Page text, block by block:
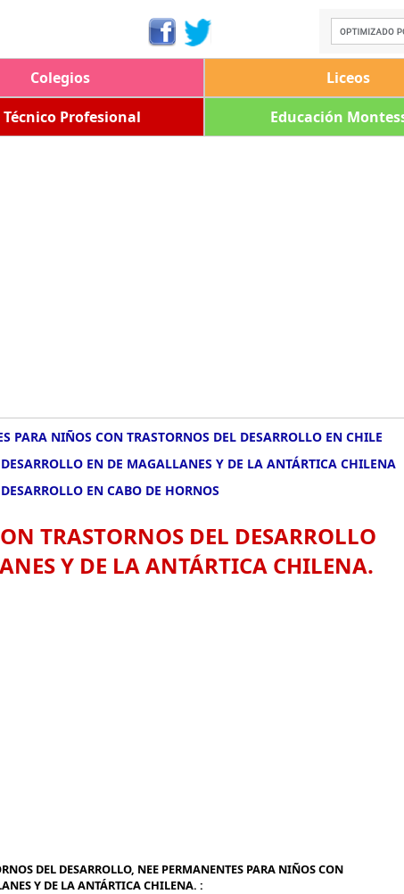
Colegios Liceos
Técnico Profesional Educación
PARA NIÑOS CON TRASTORNOS DEL DESARROLLO EN CHILE
EN DE MAGALLANES Y DE LA ANTÁRTICA CHILENA
EN CABO DE HORNOS
TRASTORNOS DEL DESARROLLO
Y DE LA ANTÁRTICA CHILENA.
DEL DESARROLLO, NEE PERMANENTES PARA NIÑOS CON
Y DE LA ANTÁRTICA CHILENA. :